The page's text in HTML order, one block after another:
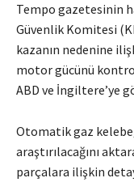
Tempo gazetesinin
Güvenlik Komitesi
kazanın nedenine
motor gücünü
ABD ve İngiltere’ye
Otomatik gaz
araştırılacağını
parçalara ilişkin